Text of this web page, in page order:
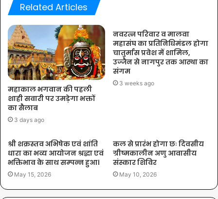
Related Articles
महाकाल भगवान की पहली
शाही सवारी पर उमड़ेगा भक्तों
का सैलाब
3 days ago
नवरत्न परिवार व मालवा
महासंघ का प्रतिनिधिमंडल होगा
चातुर्मास प्रवेश में शामिल,
उज्जैन से नागपुर तक आस्था का
संगम
3 weeks ago
श्री शक्रस्तव अभिषेक एवं शांति
धारा का भव्य आयोजन श्रद्धा एवं
भक्तिभाव के साथ सम्पन्न हुआ।
May 15, 2026
कल से प्रारंभ होगा छः दिवसीय
ग्रीष्मकालीन अणु आवासीय
संस्कार शिविर
May 10, 2026